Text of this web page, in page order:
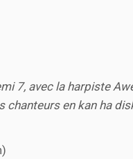
7, avec la harpiste
en kan ha